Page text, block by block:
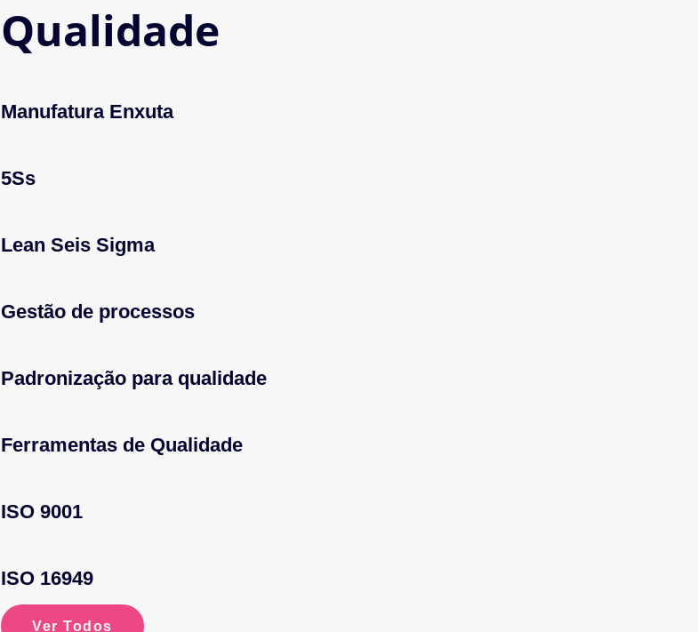
Qualidade
Manufatura Enxuta
5Ss
Lean Seis Sigma
Gestão de processos
Padronização para qualidade
Ferramentas de Qualidade
ISO 9001
ISO 16949
Ver Todos